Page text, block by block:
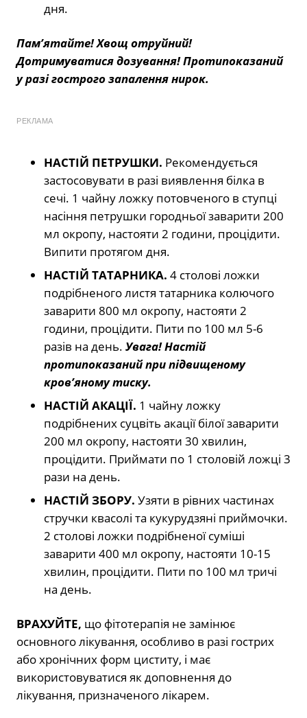
дня.
Пам’ятайте! Хвощ отруйний!
Дотримуватися дозування! Протипоказаний
у разі гострого запалення нирок.
РЕКЛАМА
НАСТІЙ ПЕТРУШКИ. Рекомендується
застосовувати в разі виявлення білка в
сечі. 1 чайну ложку потовченого в ступці
насіння петрушки городньої заварити 200
мл окропу, настояти 2 години, процідити.
Випити протягом дня.
НАСТІЙ ТАТАРНИКА. 4 столові ложки
подрібненого листя татарника колючого
заварити 800 мл окропу, настояти 2
години, процідити. Пити по 100 мл 5-6
разів на день. Увага! Настій
протипоказаний при підвищеному
кров’яному тиску.
НАСТІЙ АКАЦІЇ. 1 чайну ложку
подрібнених суцвіть акації білої заварити
200 мл окропу, настояти 30 хвилин,
процідити. Приймати по 1 столовій ложці 3
рази на день.
НАСТІЙ ЗБОРУ. Узяти в рівних частинах
стручки квасолі та кукурудзяні приймочки.
2 столові ложки подрібненої суміші
заварити 400 мл окропу, настояти 10-15
хвилин, процідити. Пити по 100 мл тричі
на день.
ВРАХУЙТЕ, що фітотерапія не замінює
основного лікування, особливо в разі гострих
або хронічних форм циститу, і має
використовуватися як доповнення до
лікування, призначеного лікарем.